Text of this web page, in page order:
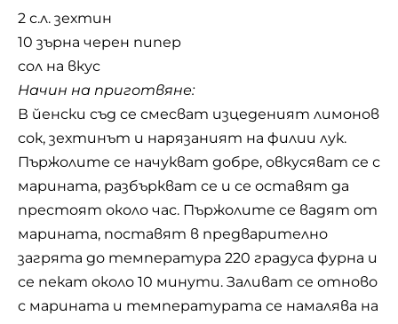
2 с.л. зехтин
10 зърна черен пипер
сол на вкус
Начин на приготвяне:
В йенски съд се смесват изцеденият лимонов
сок, зехтинът и нарязаният на филии лук.
Пържолите се начукват добре, овкусяват се с
марината, разбъркват се и се оставят да
престоят около час. Пържолите се вадят от
марината, поставят в предварително
загрята до температура 220 градуса фурна и
се пекат около 10 минути. Заливат се отново
с марината и температурата се намалява на